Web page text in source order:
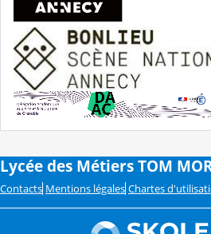
Lycée des Métiers TOM
Contacts Mentions légales Chartes